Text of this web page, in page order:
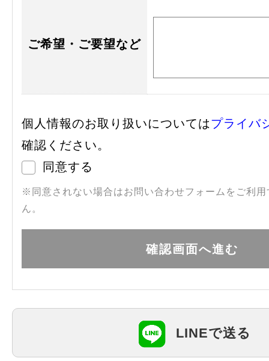
ご希望・ご要望など
個人情報のお取り扱いについてはプライバ
確認ください。
同意する
※同意されない場合はお問い合わせフォームをご利
ん。
LINEで送る